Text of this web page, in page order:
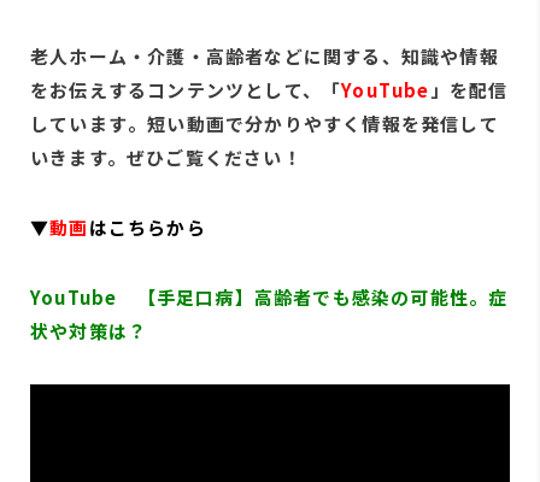
老人ホーム・介護 ・高齢者などに関する、知識や情報
をお伝えするコンテンツと して、「YouTube 」 を配信
しています。短い動画で分かりやすく情報を発信して
いき ます。ぜひご覧く ださい！
▼動画はこちらから
YouTube 【手足口病】高齢者でも感染の可能性。症
状や対策は？